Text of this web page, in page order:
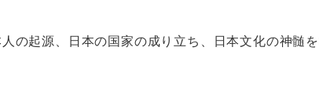
の起源、日本の国家の成り立ち、日本文化の神髄を